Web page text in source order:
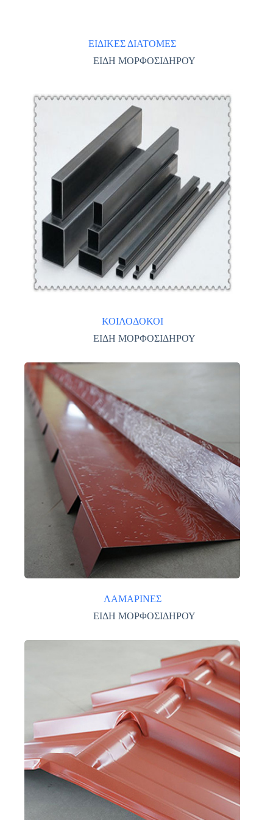
ΕΙΔΙΚΕΣ ΔΙΑΤΟΜΕΣ
ΕΙΔΗ ΜΟΡΦΟΣΙΔΗΡΟΥ
ΚΟΙΛΟΔΟΚΟΙ
ΕΙΔΗ ΜΟΡΦΟΣΙΔΗΡΟΥ
ΛΑΜΑΡΙΝΕΣ
ΕΙΔΗ ΜΟΡΦΟΣΙΔΗΡΟΥ